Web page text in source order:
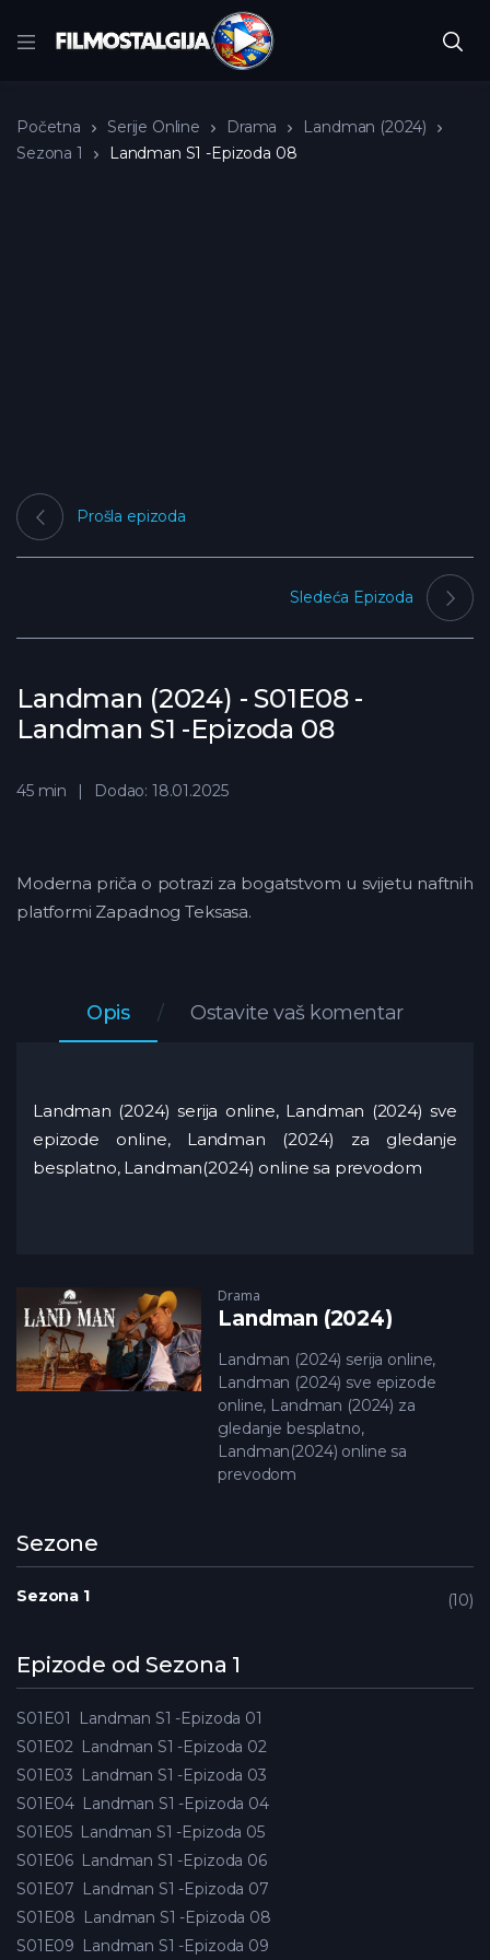
Početna Serije Online Drama
Landman (2024)
Sezona 1
Landman S1 -Epizoda 08
Landman (2024) - S01E08 -
Landman S1 -Epizoda 08
Prošla epizoda
Sledeća Epizoda
45 min Dodao: 18.01.2025
Moderna priča o potrazi za bogatstvom u svijetu naftnih
platformi Zapadnog Teksasa.
Opis Ostavite vaš komentar
Landman (2024) serija online, Landman (2024) sve
epizode online, Landman (2024) za gledanje
besplatno, Landman(2024) online sa prevodom
Drama
Landman (2024)
Landman (2024) serija online,
Landman (2024) sve epizode
online, Landman (2024) za
gledanje besplatno,
Landman(2024) online sa
prevodom
Sezone
Sezona 1 10
Epizode od Sezona 1
S01E01
Landman S1 -Epizoda 01
S01E02 Landman S1 -Epizoda 02
S01E03 Landman S1 -Epizoda 03
S01E04 Landman S1 -Epizoda 04
S01E05 Landman S1 -Epizoda 05
S01E06 Landman S1 -Epizoda 06
S01E07 Landman S1 -Epizoda 07
S01E08 Landman S1 -Epizoda 08
S01E09 Landman S1 -Epizoda 09